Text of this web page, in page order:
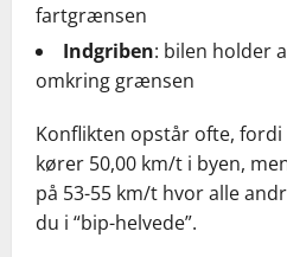
fartgrænsen
Indgriben: bilen holder
omkring grænsen
Konflikten opstår ofte,
kører 50,00 km/t i byen,
på 53-55 km/t hvor alle
du i “bip-helvede”.